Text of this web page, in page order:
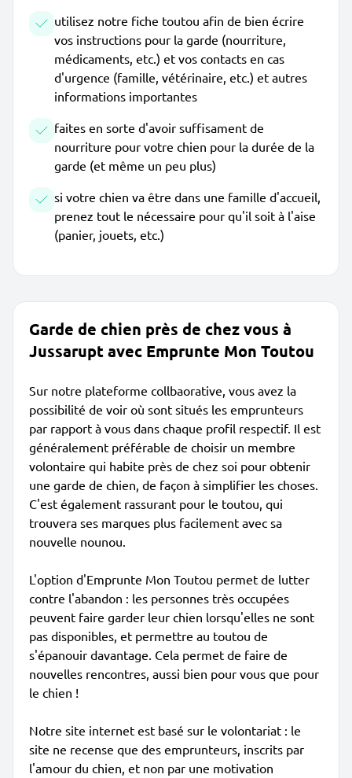
utilisez notre fiche toutou afin de bien écrire
vos instructions pour la garde (nourriture,
médicaments, etc.) et vos contacts en cas
d'urgence (famille, vétérinaire, etc.) et autres
informations importantes
faites en sorte d'avoir suffisament de
nourriture pour votre chien pour la durée de la
garde (et même un peu plus)
si votre chien va être dans une famille d'accueil,
prenez tout le nécessaire pour qu'il soit à l'aise
(panier, jouets, etc.)
Garde de chien près de chez vous à
Jussarupt avec Emprunte Mon Toutou
Sur notre plateforme collbaorative, vous avez la
possibilité de voir où sont situés les emprunteurs
par rapport à vous dans chaque profil respectif. Il est
généralement préférable de choisir un membre
volontaire qui habite près de chez soi pour obtenir
une garde de chien, de façon à simplifier les choses.
C'est également rassurant pour le toutou, qui
trouvera ses marques plus facilement avec sa
nouvelle nounou.
L'option d'Emprunte Mon Toutou permet de lutter
contre l'abandon : les personnes très occupées
peuvent faire garder leur chien lorsqu'elles ne sont
pas disponibles, et permettre au toutou de
s'épanouir davantage. Cela permet de faire de
nouvelles rencontres, aussi bien pour vous que pour
le chien !
Notre site internet est basé sur le volontariat : le
site ne recense que des emprunteurs, inscrits par
l'amour du chien, et non par une motivation